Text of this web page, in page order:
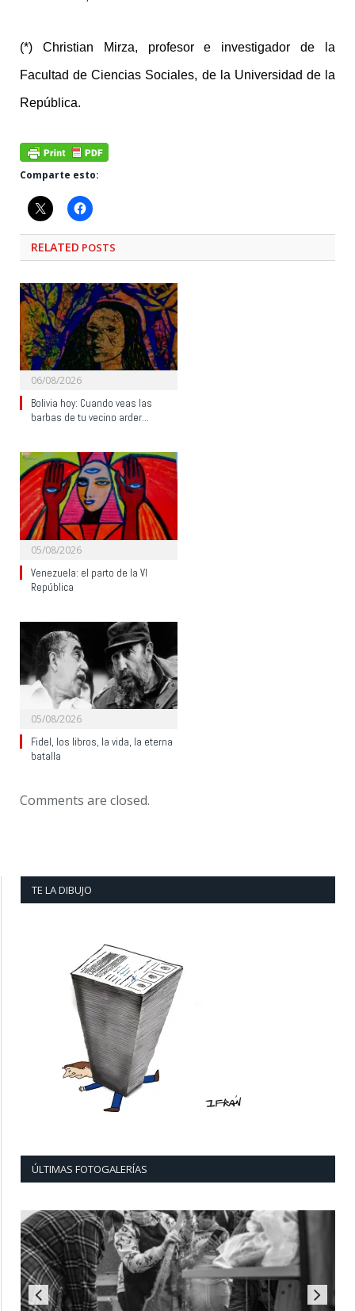
(*) Christian Mirza, profesor e investigador de la
Facultad de Ciencias Sociales, de la Universidad de la
República.
Comparte esto:
RELATED POSTS
06/08/2026
Bolivia hoy: Cuando veas las
barbas de tu vecino arder…
05/08/2026
Venezuela: el parto de la VI
República
05/08/2026
Fidel, los libros, la vida, la eterna
batalla
Comments are closed.
TE LA DIBUJO
ÚLTIMAS FOTOGALERÍAS